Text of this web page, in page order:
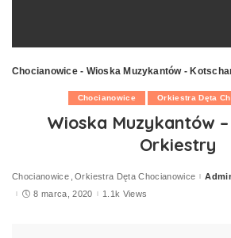
Chocianowice - Wioska Muzykantów -
Chocianowice Orkiestra Dęta
Wioska Muzykantów
Orkiestry
Chocianowice Orkiestra Dęta ChocianowicePosted
8 marca, 2020
1.1k Views